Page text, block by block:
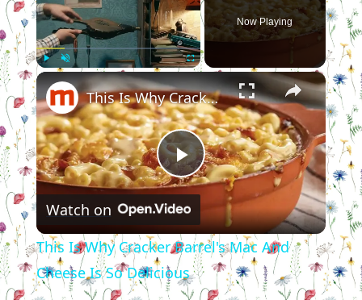
Unmute
Now Playing
×
Play
Video
This Is Why Cracker Barrel's Mac And Cheese Is So Delicious
Watch on
This Is Why Cracker Barrel's Mac And
Cheese Is So Delicious